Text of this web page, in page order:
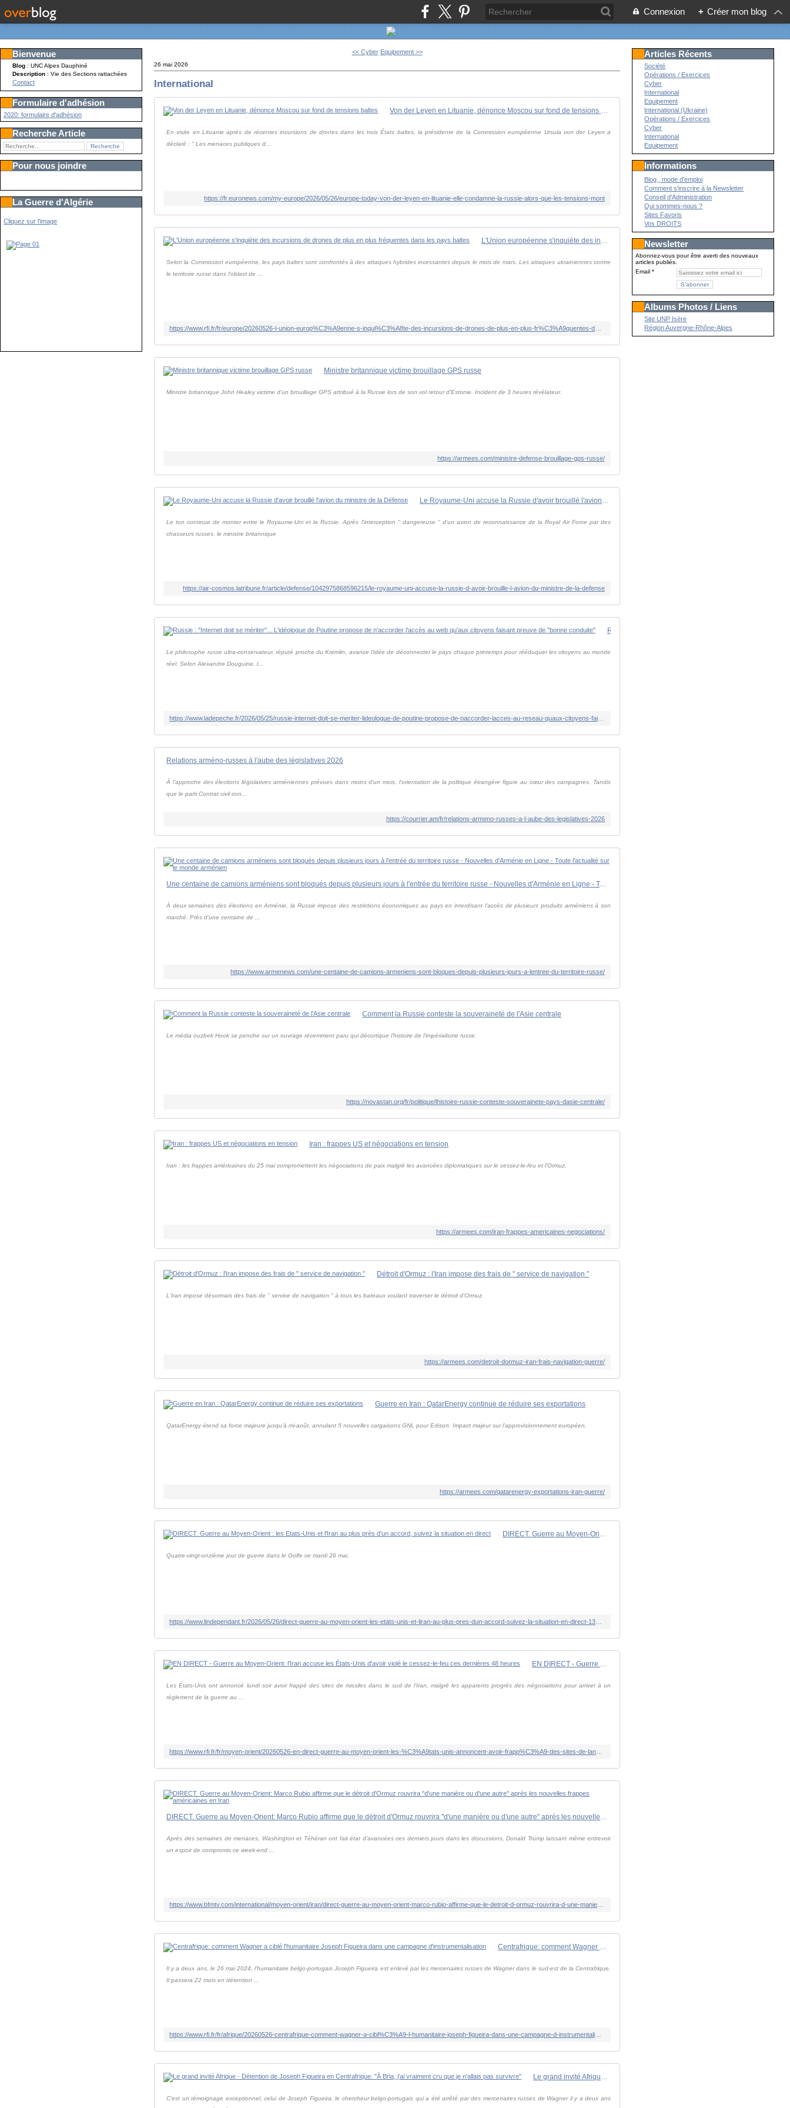
Connexion + Créer mon blog
Bienvenue
Blog : UNC Alpes Dauphiné
Description: Vie des Sections rattachées
Contact
Formulaire d'adhésion
2020: formulaire d'adhésion
Recherche Article
Pour nous joindre
La Guerre d'Algérie
Cliquez sur l'image
<< Cyber Equipement >>
26 mai 2026
International
Von der Leyen en Lituanie, dénonce Moscou sur fond de tensions baltes
En visite en Lituanie après de récentes incursions de drones dans les trois États baltes, la présidente de la Commission européenne Ursula von der Leyen a
déclaré : " Les menaces publiques d...
https://fr.euronews.com/my-europe/2026/05/26/europe-today-von-der-leyen-en-lituanie-elle-condamne-la-russie-alors-que-les-tensions-mont
L'Union européenne s'inquiète des incursions de drones de plus en plus fréquentes dans les pays baltes
Selon la Commission européenne, les pays baltes sont confrontés à des attaques hybrides incessantes depuis le mois de mars. Les attaques ukrainiennes contre
le territoire russe dans l'oblast de ...
Ministre britannique victime brouillage GPS russe
Ministre britannique John Healey victime d'un brouillage GPS attribué à la Russie lors de son vol retour d'Estonie. Incident de 3 heures révélateur.
https://armees.com/ministre-defense-brouillage-gps-russe/
Le Royaume-Uni accuse la Russie d'avoir brouillé l'avion du ministre de la Défense
Le ton continue de monter entre le Royaume-Uni et la Russie. Après l'interception " dangereuse " d'un avion de reconnaissance de la Royal Air Force par des
chasseurs russes, le ministre britannique
https://air-cosmos.latribune.fr/article/defense/1042975868596215/le-royaume-uni-accuse-la-russie-d-avoir-brouille-l-avion-du-ministre-de-la-defense
Le philosophe russe ultra-conservateur, réputé proche du Kremlin, avance l'idée de déconnecter le pays chaque printemps pour rééduquer les citoyens au monde
réel. Selon Alexandre Douguine, l...
Relations arméno-russes à l'aube des législatives 2026
À l'approche des élections législatives arméniennes prévues dans moins d'un mois, l'orientation de la politique étrangère figure au cœur des campagnes. Tandis
que le parti Contrat civil con...
https://courrier.am/fr/relations-armeno-russes-a-l-aube-des-legislatives-2026
Une centaine de camions arméniens sont bloqués depuis plusieurs jours à l'entrée du territoire russe - Nouvelles d'Arménie en Ligne - Toute l'actualité sur le monde arménien
À deux semaines des élections en Arménie, la Russie impose des restrictions économiques au pays en interdisant l'accès de plusieurs produits arméniens à son
marché. Près d'une centaine de ...
https://www.armenews.com/une-centaine-de-camions-armeniens-sont-bloques-depuis-plusieurs-jours-a-lentree-du-territoire-russe/
Comment la Russie conteste la souveraineté de l'Asie centrale
Le média ouzbek Hook se penche sur un ouvrage récemment paru qui décortique l'histoire de l'impérialisme russe.
https://novastan.org/fr/politique/lhistoire-russie-conteste-souverainete-pays-dasie-centrale/
Iran : frappes US et négociations en tension
Iran : les frappes américaines du 25 mai compromettent les négociations de paix malgré les avancées diplomatiques sur le cessez-le-feu et l'Ormuz.
https://armees.com/iran-frappes-americaines-negociations/
Détroit d'Ormuz : l'Iran impose des frais de " service de navigation "
L'Iran impose désormais des frais de " service de navigation " à tous les bateaux voulant traverser le détroit d'Ormuz.
https://armees.com/detroit-dormuz-iran-frais-navigation-guerre/
Guerre en Iran : QatarEnergy continue de réduire ses exportations
QatarEnergy étend sa force majeure jusqu'à mi-août, annulant 5 nouvelles cargaisons GNL pour Edison. Impact majeur sur l'approvisionnement européen.
https://armees.com/qatarenergy-exportations-iran-guerre/
DIRECT. Guerre au Moyen-Orient : les Etats-Unis et l'Iran au plus près d'un accord, suivez la situation en direct
Quatre-vingt-onzième jour de guerre dans le Golfe ce mardi 26 mai.
EN DIRECT - Guerre au Moyen-Orient: l'Iran accuse les États-Unis d'avoir violé le cessez-le-feu ces dernières 48 heures
Les États-Unis ont annoncé lundi soir avoir frappé des sites de missiles dans le sud de l'Iran, malgré les apparents progrès des négociations pour arriver à un
règlement de la guerre au ...
DIRECT. Guerre au Moyen-Orient: Marco Rubio affirme que le détroit d'Ormuz rouvrira "d'une manière ou d'une autre" après les nouvelles frappes américaines en Iran
Après des semaines de menaces, Washington et Téhéran ont fait état d'avancées ces derniers jours dans les discussions, Donald Trump laissant même entrevoir
un espoir de compromis ce week-end ...
Centrafrique: comment Wagner a ciblé l'humanitaire Joseph Figueira dans une campagne d'instrumentalisation
Il y a deux ans, le 26 mai 2024, l'humanitaire belgo-portugais Joseph Figueira est enlevé par les mercenaires russes de Wagner dans le sud-est de la Centrafrique.
Il passera 22 mois en détention ...
Le grand invité Afrique - Détention de Joseph Figueira en Centrafrique: "À Bria, j'ai vraiment cru que je n'allais pas survivre"
C'est un témoignage exceptionnel, celui de Joseph Figueira, le chercheur belgo-portugais qui a été arrêté par des mercenaires russes de Wagner il y a deux ans
Articles Récents
Société
Opérations / Exercices
Cyber
International
Equipement
International (Ukraine)
Opérations / Exercices
Cyber
International
Equipement
Informations
Blog , mode d'emploi
Comment s'inscrire à la Newsletter
Conseil d'Administration
Qui sommes-nous ?
Sites Favoris
Vos DROITS
Newsletter
Abonnez-vous pour être averti des nouveaux
articles publiés.
Email
Albums Photos / Liens
Site UNP Isère
Région Auvergne-Rhône-Alpes